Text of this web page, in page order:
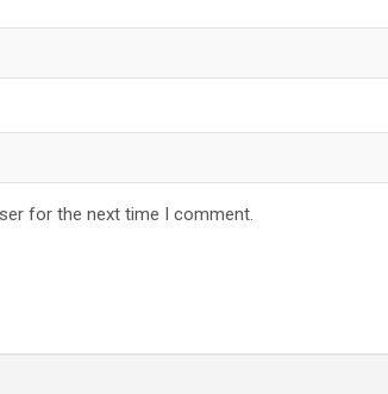
for the next time I comment.